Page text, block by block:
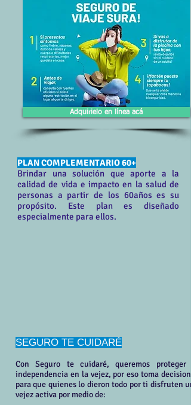
Adquirielo en línea acá
PLAN COMPLEMENTARIO 60+
Brindar una solución que aporte a la
calidad de vida e impacto en la salud de
personas a partir de los 60años es su
propósito. Este plan es diseñado
especialmente para ellos.
SEGURO TE CUIDARÉ
Con Seguro te cuidaré, queremos proteger
independencia en la vejez, por eso toma
para que quienes lo dieron todo por ti disfruten
vejez activa por medio de: